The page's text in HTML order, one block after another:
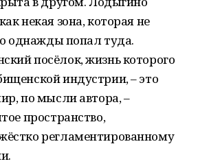
некая зона, которая не
однажды попал туда.
посёлок, жизнь которого
индустрии, – это
по мысли автора, –
пространство,
регламентированному